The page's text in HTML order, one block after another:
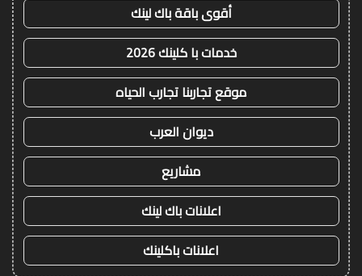
أقوى باقة باك لينك
خدمات با كلينك 2026
موقع تجاربنا تجارب الحياه
ديوان العرب
مشاريع
اعلانات باك لينك
اعلانات باكلينك